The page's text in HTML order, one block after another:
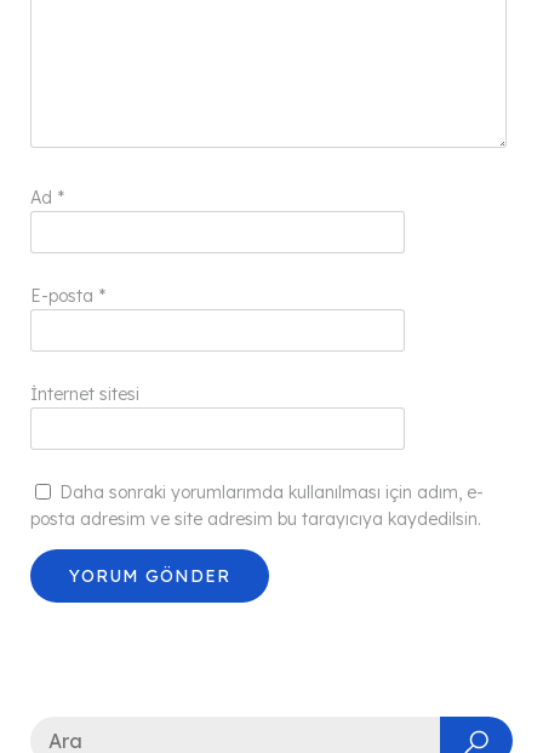
Ad *
E-posta *
İnternet sitesi
Daha sonraki yorumlarımda kullanılması için adım, e-
posta adresim ve site adresim bu tarayıcıya kaydedilsin.